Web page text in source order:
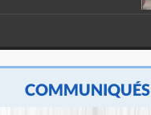
COMMUNIQUÉS